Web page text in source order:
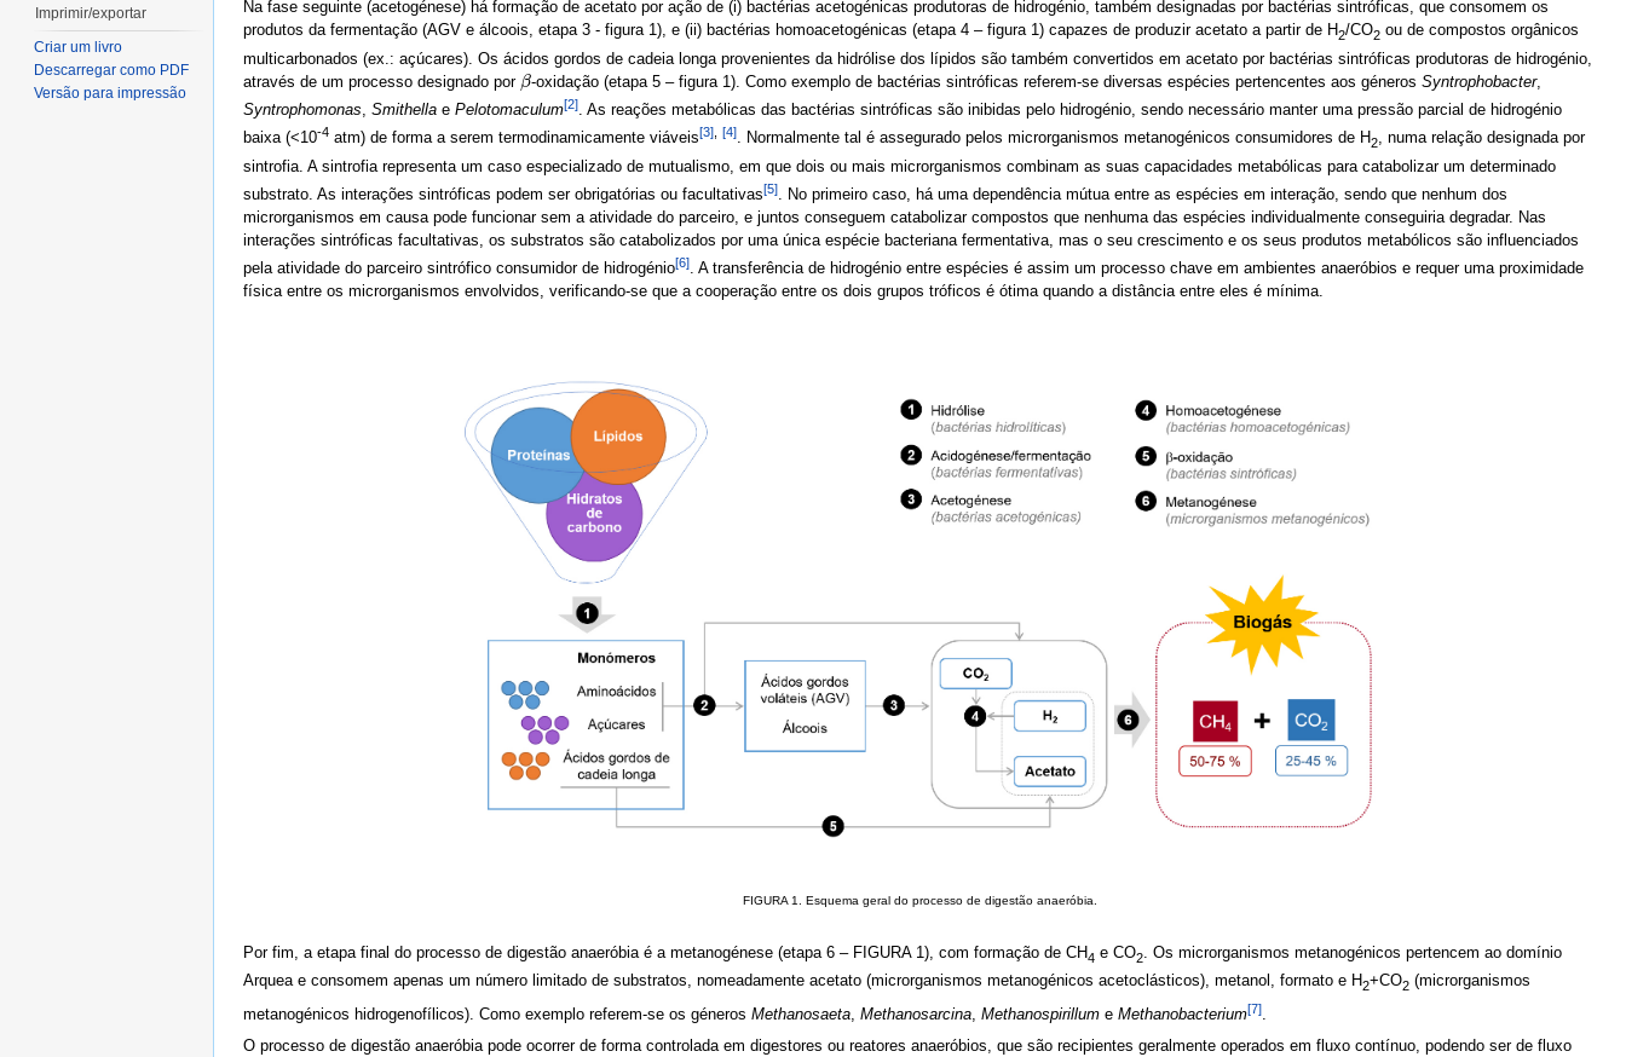
Na fase seguinte (acetogénese) há formação de acetato por ação de (i) bactérias acetogénicas produtoras de hidrogénio, também designadas por bactérias sintróficas, que consomem os
produtos da fermentação (AGV e álcoois, etapa 3 - figura 1), e (ii) bactérias homoacetogénicas (etapa 4 – figura 1) capazes de produzir acetato a partir de H2/CO2 ou de compostos orgânicos
multicarbonados (ex.: açúcares). Os ácidos gordos de cadeia longa provenientes da hidrólise dos lípidos são também convertidos em acetato por bactérias sintróficas produtoras de hidrogénio,
através de um processo designado por β
β-oxidação (etapa 5 – figura 1). Como exemplo de bactérias sintróficas referem-se diversas espécies pertencentes aos génerosSyntrophobacter,
Syntrophomonas Smithella e Pelotomaculum[2] . As reações metabólicas das bactérias sintróficas são inibidas pelo hidrogénio, sendo necessário manter uma pressão parcial de hidrogénio
baixa (<10-4 atm) de forma a serem termodinamicamente viáveis[3] [4]. Normalmente tal é assegurado pelos microrganismos metanogénicos consumidores de H2, numa relação designada por
sintrofia. A sintrofia representa um caso especializado de mutualismo, em que dois ou mais microrganismos combinam as suas capacidades metabólicas para catabolizar um determinado
substrato. As interações sintróficas podem ser obrigatórias ou facultativas[5]
. No primeiro caso, há uma dependência mútua entre as espécies em interação, sendo que nenhum dos
microrganismos em causa pode funcionar sem a atividade do parceiro, e juntos conseguem catabolizar compostos que nenhuma das espécies individualmente conseguiria degradar. Nas
interações sintróficas facultativas, os substratos são catabolizados por uma única espécie bacteriana fermentativa, mas o seu crescimento e os seus produtos metabólicos são influenciados
pela atividade do parceiro sintrófico consumidor de hidrogénio[6]. A transferência de hidrogénio entre espécies é assim um processo chave em ambientes anaeróbios e requer uma proximidade
física entre os microrganismos envolvidos, verificando-se que a cooperação entre os dois grupos tróficos é ótima quando a distância entre eles é mínima.
FIGURA 1. Esquema geral do processo de digestão anaeróbia.
Por fim, a etapa final do processo de digestão anaeróbia é a metanogénese (etapa 6 – FIGURA 1), com formação de CH4 e CO2
. Os microrganismos metanogénicos pertencem ao domínio
Arquea e consomem apenas um número limitado de substratos, nomeadamente acetato (microrganismos metanogénicos acetoclásticos), metanol, formato e H2+CO2 (microrganismos
metanogénicos hidrogenofílicos). Como exemplo referem-se os géneros Methanosaeta, Methanosarcina, Methanospirillum e Methanobacterium[7].
O processo de digestão anaeróbia pode ocorrer de forma controlada em digestores ou reatores anaeróbios, que são recipientes geralmente operados em fluxo contínuo, podendo ser de fluxo
Imprimir/exportar
Criar um livro
Descarregar como PDF
Versão para impressão